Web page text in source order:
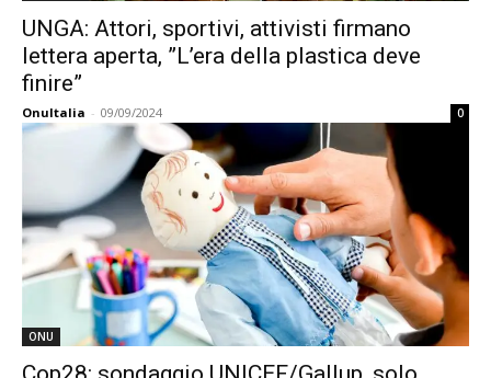
UNGA: Attori, sportivi, attivisti firmano
lettera aperta, ”L’era della plastica deve
finire”
OnuItalia - 09/09/2024 0
ONU